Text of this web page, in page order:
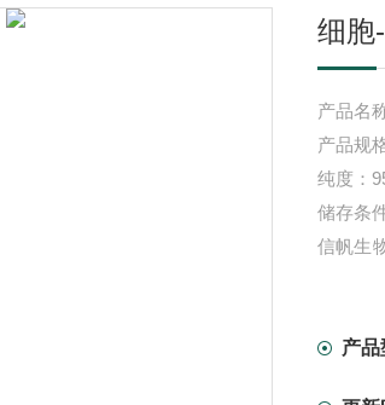
细胞
产品名
产品规
纯度：
储存条
信帆生
产品